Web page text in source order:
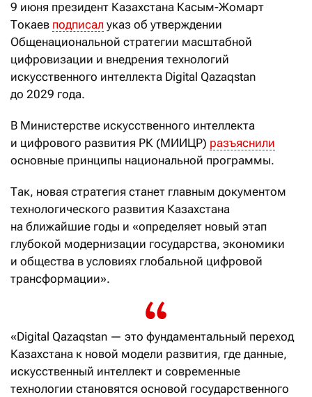
9 июня президент Казахстана Касым-Жомарт
Токаев подписал указ об утверждении
Общенациональной стратегии масштабной
цифровизации и внедрения технологий
искусственного интеллекта Digital Qazaqstan
до 2029 года.
В Министерстве искусственного интеллекта
и цифрового развития РК (МИИЦР) разъяснили
основные принципы национальной программы.
Так, новая стратегия станет главным документом
технологического развития Казахстана
на ближайшие годы и «определяет новый этап
глубокой модернизации государства, экономики
и общества в условиях глобальной цифровой
трансформации».
«Digital Qazaqstan — это фундаментальный переход
Казахстана к новой модели развития, где данные,
искусственный интеллект и современные
технологии становятся основой государственного